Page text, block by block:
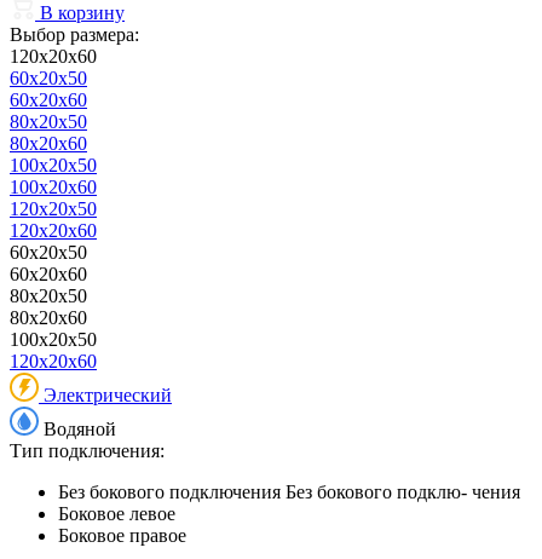
В корзину
Выбор размера:
120x20x60
60x20x50
60x20x60
80x20x50
80x20x60
100x20x50
100x20x60
120x20x50
120x20x60
60x20x50
60x20x60
80x20x50
80x20x60
100x20x50
120x20x60
Электрический
Водяной
Тип подключения:
Без бокового подключения Без бокового подклю- чения
Боковое левое
Боковое правое